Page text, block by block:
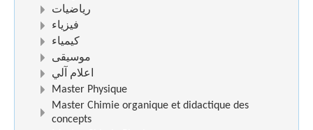
رياضيات
فيزياء
كيمياء
موسيقى
اعلام آلي
Master Physique
Master Chimie organique et didactique des
concepts